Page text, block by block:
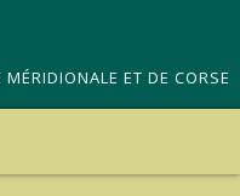
ET DE CORSE